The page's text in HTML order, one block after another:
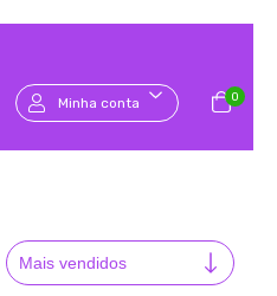
Minha conta 0